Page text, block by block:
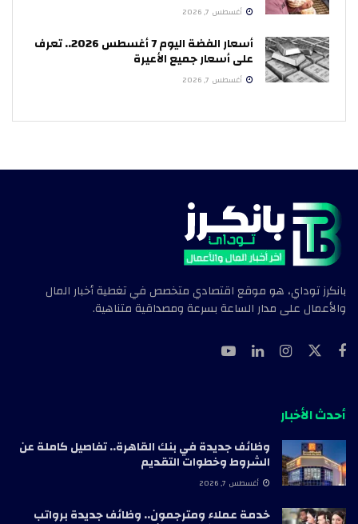
أغسطس 7, 2026
أسعار الفضة اليوم 7 أغسطس 2026.. تعرف
على أسعار جميع الأعيرة
أغسطس 7, 2026
بانكرز توداي، هو موقع اقتصادي متخصص في تغطية أخبار المال
والأعمال على مدار الساعة بسرعة ومصداقية متناهية.
أحدث الأخبار
وظائف جديدة في بنك القاهرة.. تفاصيل كاملة عن
الشروط وخطوات التقديم
أغسطس 7, 2026
خدمة عملاء ومترجمون.. وظائف جديدة برواتب